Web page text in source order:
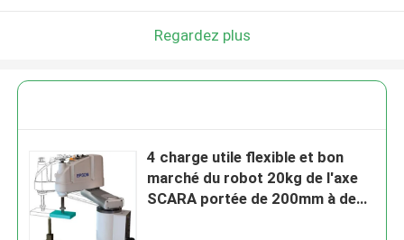
Regardez plus
4 charge utile flexible et bon
marché du robot 20kg de l'axe
SCARA portée de 200mm à de